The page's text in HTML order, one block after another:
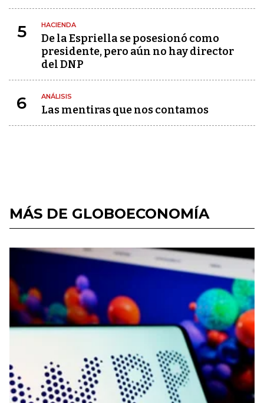
5 HACIENDA
De la Espriella se posesionó como
presidente, pero aún no hay director
del DNP
6 ANÁLISIS
Las mentiras que nos contamos
MÁS DE GLOBOECONOMÍA